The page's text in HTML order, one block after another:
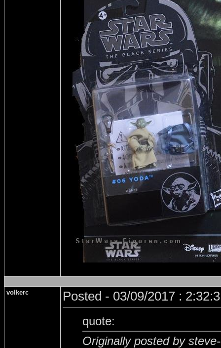
volkerc Posted - 03/09/2017 :
quote:
Originally posted by